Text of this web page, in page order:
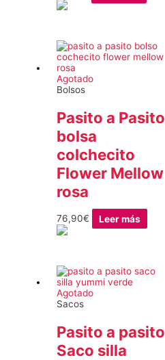
Agotado
Bolsos
Pasito a Pasito
bolsa
colchecito
Flower Mellow
rosa
76,90€ Leer más
Agotado
Sacos
Pasito a pasito
Saco silla